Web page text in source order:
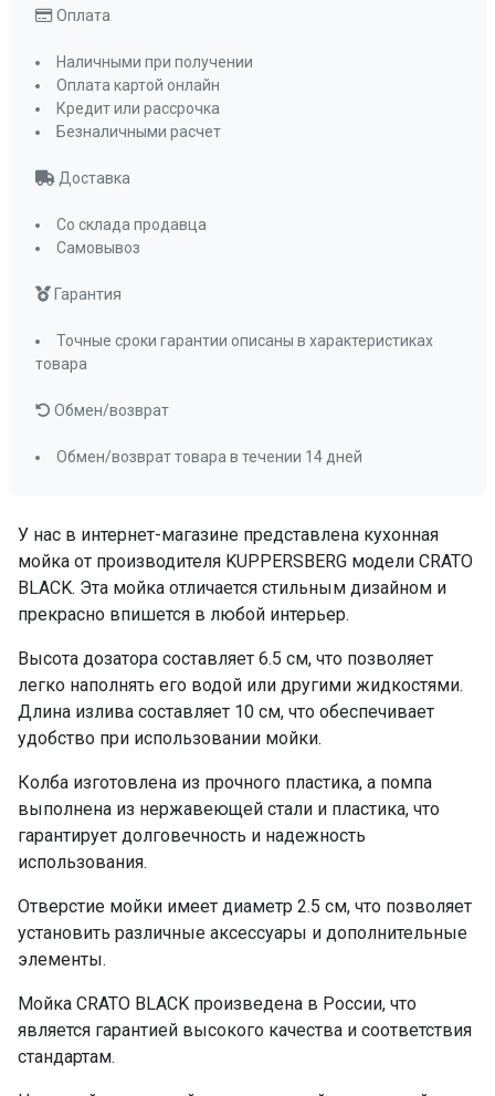
У нас в интернет-магазине представлена кухонная
мойка от производителя KUPPERSBERG модели CRATO
BLACK. Эта мойка отличается стильным дизайном и
прекрасно впишется в любой интерьер.
Высота дозатора составляет 6.5 см, что позволяет
легко наполнять его водой или другими жидкостями.
Длина излива составляет 10 см, что обеспечивает
удобство при использовании мойки.
Колба изготовлена из прочного пластика, а помпа
выполнена из нержавеющей стали и пластика, что
гарантирует долговечность и надежность
использования.
Отверстие мойки имеет диаметр 2.5 см, что позволяет
установить различные аксессуары и дополнительные
элементы.
Мойка CRATO BLACK произведена в России, что
является гарантией высокого качества и соответствия
стандартам.
Оплата
Наличными при получении
Оплата картой онлайн
Кредит или рассрочка
Безналичными расчет
Доставка
Со склада продавца
Самовывоз
Гарантия
Точные сроки гарантии описаны в характеристиках
товара
Обмен/возврат
Обмен/возврат товара в течении 14 дней